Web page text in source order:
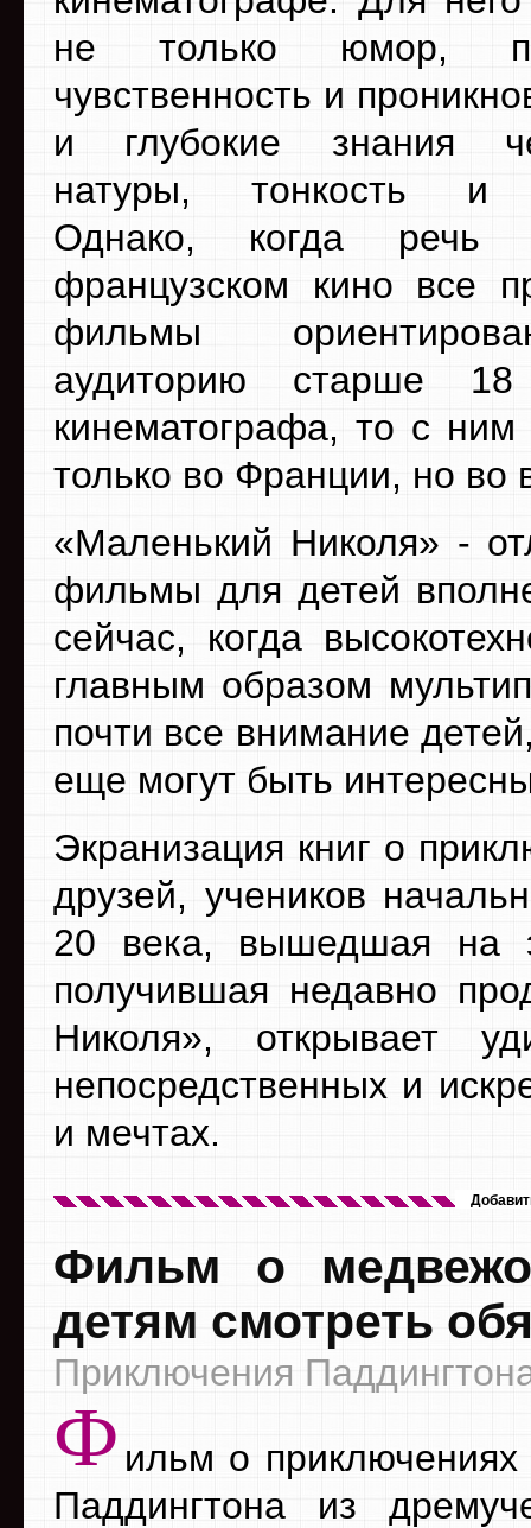
не только юмор,
чувственность и
и глубокие знания
натуры, тонкость и
Однако, когда речь
французском кино все
фильмы
аудиторию старше 18
кинематографа, то с
только во Франции, но во
«Маленький Николя» -
фильмы для детей
сейчас, когда
главным образом
почти все внимание
еще могут быть
Экранизация книг о
друзей, учеников
20 века, вышедшая на
получившая недавно
Николя», открывает
непосредственных и
и мечтах.
Фильм о
детям смотреть
Приключения
Ф ильм о
Паддингтона из